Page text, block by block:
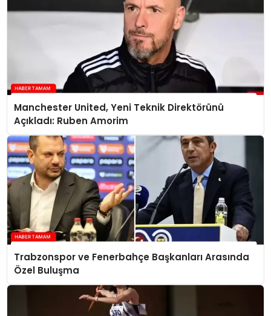
Manchester United, Yeni Teknik Direktörünü
Açıkladı: Ruben Amorim
Trabzonspor ve Fenerbahçe Başkanları Arasında
Özel Buluşma